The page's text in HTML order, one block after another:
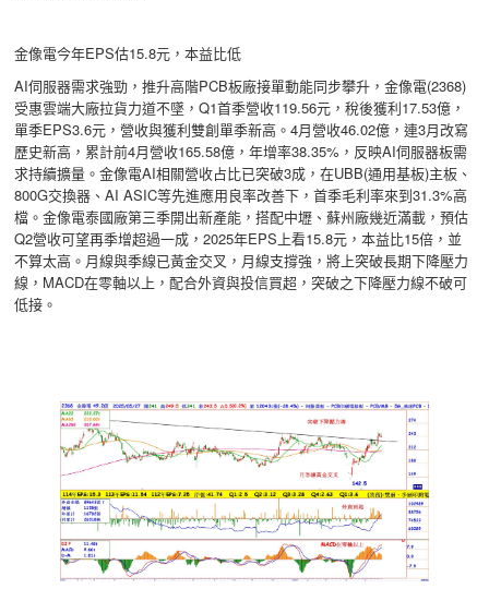
金像電今年EPS估15.8元，本益比低
AI伺服器需求強勁，推升高階PCB板廠接單動能同步攀升，金像電(2368)
受惠雲端大廠拉貨力道不墜，Q1首季營收119.56元，稅後獲利17.53億，
單季EPS3.6元，營收與獲利雙創單季新高。4月營收46.02億，連3月改寫
歷史新高，累計前4月營收165.58億，年增率38.35%，反映AI伺服器板需
求持續擴量。金像電AI相關營收占比已突破3成，在UBB(通用基板)主板、
800G交換器、AI ASIC等先進應用良率改善下，首季毛利率來到31.3%高
檔。金像電泰國廠第三季開出新產能，搭配中壢、蘇州廠幾近滿載，預估
Q2營收可望再季增超過一成，2025年EPS上看15.8元，本益比15倍，並
不算太高。月線與季線已黃金交叉，月線支撐強，將上突破長期下降壓力
線，MACD在零軸以上，配合外資與投信買超，突破之下降壓力線不破可
低接。